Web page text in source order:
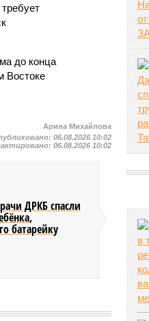
до конца
Востоке
Арина Михайлова
06.08.2026 10:02
06.08.2026 10:02
ДРКБ спасли
батарейку